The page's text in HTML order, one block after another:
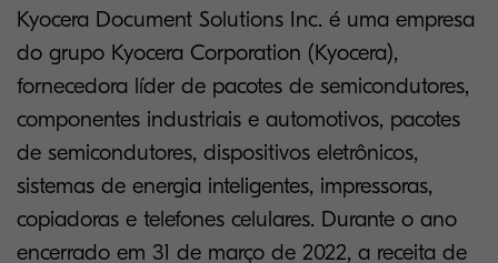
Kyocera Document Solutions Inc. é uma empresa
do grupo Kyocera Corporation (Kyocera),
fornecedora líder de pacotes de semicondutores,
componentes industriais e automotivos, pacotes
de semicondutores, dispositivos eletrônicos,
sistemas de energia inteligentes, impressoras,
copiadoras e telefones celulares. Durante o ano
encerrado em 31 de março de 2022, a receita de